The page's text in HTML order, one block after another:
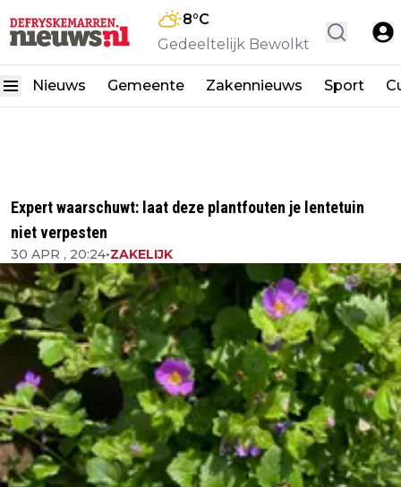
8°C
Gedeeltelijk Bewolkt
Nieuws Gemeente Zakennieuws Sport
Expert waarschuwt: laat deze plantfouten je lentetuin
niet verpesten
30 APR , 20:24•ZAKELIJK